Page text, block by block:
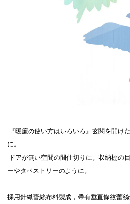
『暖簾の使い方はいろいろ』玄関を開け
に。
ドアが無い空間の間仕切りに。収納棚の
ーやタペストリーのように。
採用針織蕾絲布料製成，帶有垂直條紋蕾絲